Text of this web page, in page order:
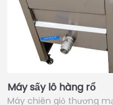
Máy sấy lô hàng rổ
Máy chiên giỏ thương